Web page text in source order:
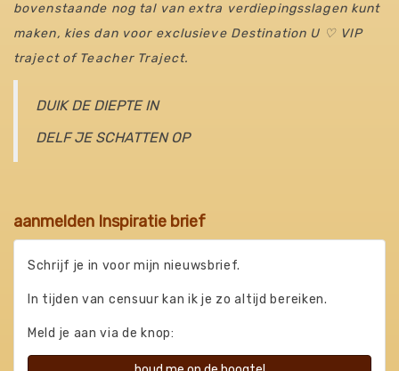
bovenstaande nog tal van extra verdiepingsslagen kunt
maken, kies dan voor exclusieve Destination U ♡ VIP
traject of Teacher Traject.
DUIK DE DIEPTE IN
DELF JE SCHATTEN OP
aanmelden Inspiratie brief
Schrijf je in voor mijn nieuwsbrief.
In tijden van censuur kan ik je zo altijd bereiken.
Meld je aan via de knop: